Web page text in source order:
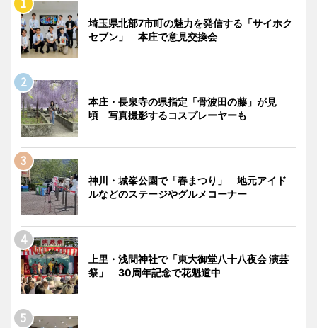
埼玉県北部7市町の魅力を発信する「サイホク
セブン」 本庄で意見交換会
本庄・長泉寺の県指定「骨波田の藤」が見
頃 写真撮影するコスプレーヤーも
神川・城峯公園で「春まつり」 地元アイド
ルなどのステージやグルメコーナー
上里・浅間神社で「東大御堂八十八夜会 演芸
祭」 30周年記念で花魁道中